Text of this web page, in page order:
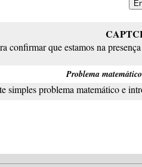
confirmar que estamos na
Problema
simples problema matemático e